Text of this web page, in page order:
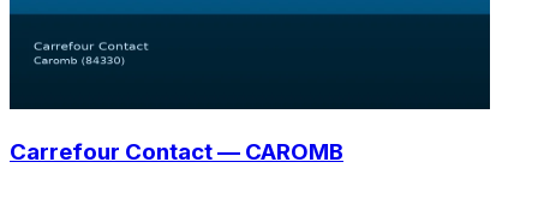
Carrefour Contact — CAROMB